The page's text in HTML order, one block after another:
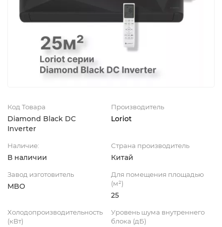
Код Товара
Diamond Black DC
Inverter
Производитель
Loriot
Наличие:
В наличии
Страна производитель
Китай
Завод изготовитель
MBO
Для помещения площадью
(м²)
25
Холодопроизводительность
(кВт)
Уровень шума внутреннего
блока (дБ)